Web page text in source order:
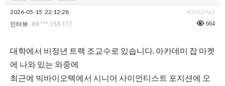
2026-05-15 22:12:28 #3965963
인터뷰 69.***.153.117 664
대학에서 비정년 트랙 조교수로 있습니다. 아카데미 잡 마켓
에 나와 있는 와중에
최근에 빅바이오텍에서 시니어 사이언티스트 포지션에 오